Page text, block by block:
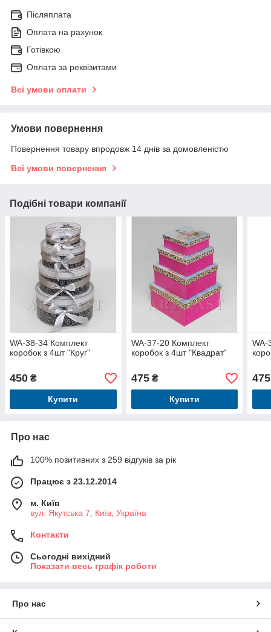
Післяплата
Оплата на рахунок
Готівкою
Оплата за реквізитами
Всі умови оплати
Умови повернення
Повернення товару впродовж 14 днів за домовленістю
Всі умови повернення
Подібні товари компанії
WA-38-34 Комплект
коробок з 4шт "Круг"
450 ₴
Купити
WA-37-20 Комплект
коробок з 4шт "Квадрат"
475₴
Купити
WA-
475
Про нас
100% позитивних з 259 відгуків за рік
Працює з 23.12.2014
м. Київ
вул. Якутська 7, Київ, Україна
Контакти
Сьогодні вихідний
Показати весь графік роботи
Про нас